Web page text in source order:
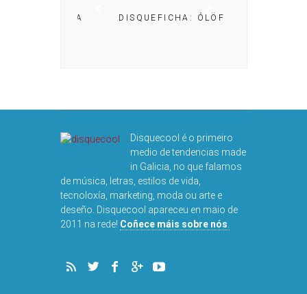
DISQUEFICHA: ÓLÖF
Disquecool é o primeiro